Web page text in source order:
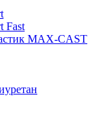
Fast
MAX-CAST